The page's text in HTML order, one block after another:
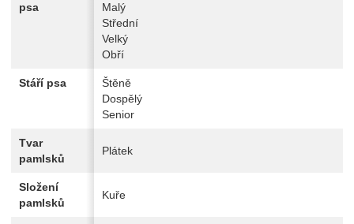
psa
Malý
Střední
Velký
Obří
Stáří psa
Štěně
Dospělý
Senior
Tvar
pamlsků
Plátek
Složení
pamlsků
Kuře